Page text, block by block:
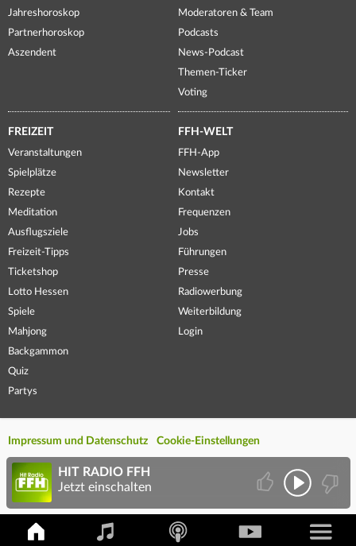
Jahreshoroskop
Partnerhoroskop
Aszendent
Moderatoren & Team
Podcasts
News-Podcast
Themen-Ticker
Voting
FREIZEIT
Veranstaltungen
Spielplätze
Rezepte
Meditation
Ausflugsziele
Freizeit-Tipps
Ticketshop
Lotto Hessen
Spiele
Mahjong
Backgammon
Quiz
Partys
FFH-WELT
FFH-App
Newsletter
Kontakt
Frequenzen
Jobs
Führungen
Presse
Radiowerbung
Weiterbildung
Login
Impressum und Datenschutz Cookie-Einstellungen
HIT RADIO FFH
Jetzt einschalten